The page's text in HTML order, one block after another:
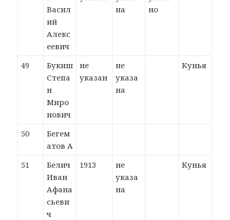
Васил
ий
Алекс
еевич
на
но
49
Букиш
Степа
н
Миро
нович
не
указан
не
указа
на
Кунья
50
Бегем
атов А
51
Белич
Иван
Афана
сьеви
ч
1913
не
указа
на
Кунья